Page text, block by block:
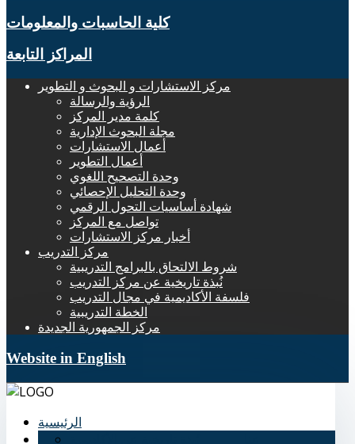
كلية الحاسبات والمعلومات
المراكز التابعة
مركز الاستشارات و البحوث و التطوير
الرؤية والرسالة
كلمة مدير المركز
مجلة البحوث الإدارية
أعمال الاستشارات
أعمال التطوير
وحدة التصحيح اللغوي
وحدة التحليل الإحصائي
شهادة أساسيات التحول الرقمي
تواصل مع المركز
أخبار مركز الاستشارات
مركز التدريب
شروط الالتحاق بالبرامج التدريبية
نُبذة تاريخية عن مركز التدريب
فلسفة الأكاديمية في مجال التدريب
الخطة التدريبية
مركز الجمهورية الجديدة
Website in English
الرئيسية